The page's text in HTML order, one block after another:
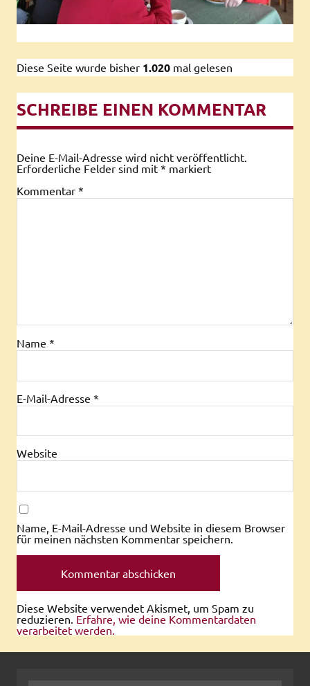
Diese Seite wurde bisher 1.020 mal gelesen
SCHREIBE EINEN KOMMENTAR
Deine E-Mail-Adresse wird nicht veröffentlicht.
Erforderliche Felder sind mit * markiert
Kommentar *
Name *
E-Mail-Adresse *
Website
Name, E-Mail-Adresse und Website in diesem Browser
für meinen nächsten Kommentar speichern.
Diese Website verwendet Akismet, um Spam zu
reduzieren. Erfahre, wie deine Kommentardaten
verarbeitet werden.